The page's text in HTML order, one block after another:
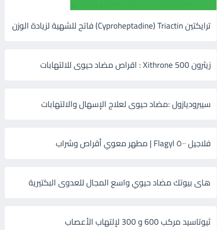
ترايكتين Cyproheptadine) Triactin) فاتح للشهية لزيادة الوزن
زيثرون 500 Xithrone : اقراص مضاد حيوى للالتهابات
سيبروديازول :مضاد حيوى لعلاج الإسهال والالتهابات
فلاجيل ٥٠٠ Flagyl | مطهر معوي أقراص وشراب
هاى بيوتك مضاد حيوي واسع المجال للعدوى البكتيرية
ثيوتاسيد مركب 600 و 300 لإلتهاب الأعصاب